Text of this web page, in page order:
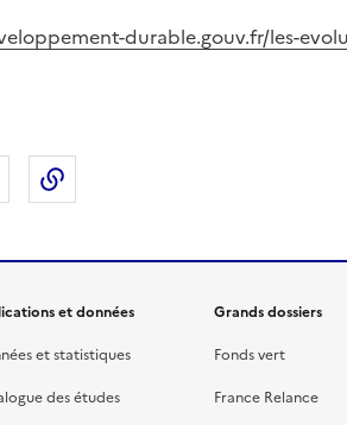
durable.gouv.fr/les-
sur LinkedIn
Partager par emailCopier le lien de la page
et données
et statistiques
des études
Grands dossiers
Fonds vert
France Relance